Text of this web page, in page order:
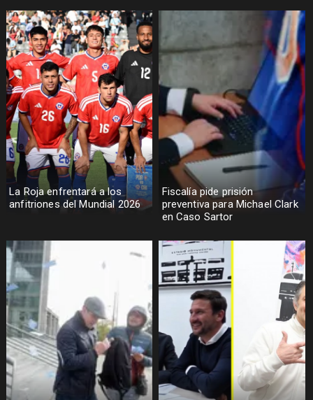
La Roja enfrentará a los
anfitriones del Mundial 2026
Fiscalía pide prisión
preventiva para Michael Clark
en Caso Sartor